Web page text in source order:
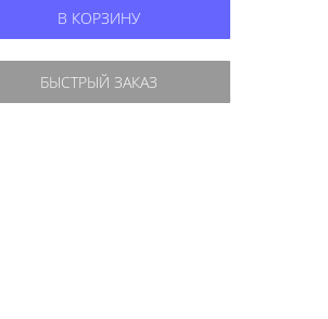
В КОРЗИНУ
БЫСТРЫЙ ЗАКАЗ